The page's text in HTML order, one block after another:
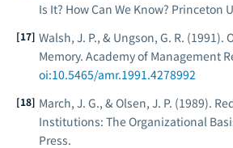
Is It? How Can We Know? Princeton
Walsh, J. P., & Ungson, G. R. (1991).
Memory. Academy of Management
oi:10.5465/amr.1991.4278992
March, J. G., & Olsen, J. P. (1989).
Institutions: The Organizational
Press.